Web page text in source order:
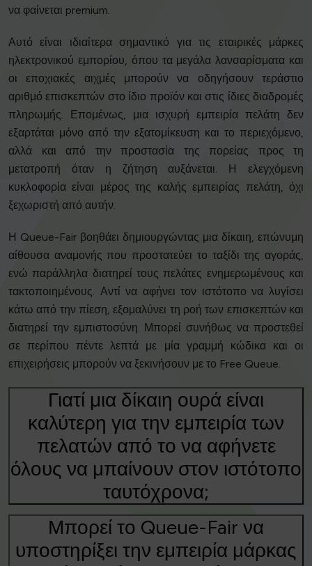
να φαίνεται premium.
Αυτό είναι ιδιαίτερα σημαντικό για τις εταιρικές μάρκες
ηλεκτρονικού εμπορίου, όπου τα μεγάλα λανσαρίσματα και
οι εποχιακές αιχμές μπορούν να οδηγήσουν τεράστιο
αριθμό επισκεπτών στο ίδιο προϊόν και στις ίδιες διαδρομές
πληρωμής. Επομένως, μια ισχυρή εμπειρία πελάτη δεν
εξαρτάται μόνο από την εξατομίκευση και το περιεχόμενο,
αλλά και από την προστασία της πορείας προς τη
μετατροπή όταν η ζήτηση αυξάνεται. Η ελεγχόμενη
κυκλοφορία είναι μέρος της καλής εμπειρίας πελάτη, όχι
ξεχωριστή από αυτήν.
Η Queue-Fair βοηθάει δημιουργώντας μια δίκαιη, επώνυμη
αίθουσα αναμονής που προστατεύει το ταξίδι της αγοράς,
ενώ παράλληλα διατηρεί τους πελάτες ενημερωμένους και
τακτοποιημένους. Αντί να αφήνει τον ιστότοπο να λυγίσει
κάτω από την πίεση, εξομαλύνει τη ροή των επισκεπτών και
διατηρεί την εμπιστοσύνη. Μπορεί συνήθως να προστεθεί
σε περίπου πέντε λεπτά με μία γραμμή κώδικα και οι
επιχειρήσεις μπορούν να ξεκινήσουν με το Free Queue.
Γιατί μια δίκαιη ουρά είναι
καλύτερη για την εμπειρία των
πελατών από το να αφήνετε
όλους να μπαίνουν στον ιστότοπο
ταυτόχρονα;
Μπορεί το Queue-Fair να
υποστηρίξει την εμπειρία μάρκας